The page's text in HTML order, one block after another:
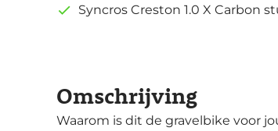
Syncros Creston 1.0 X Carbon
Omschrijving
Waarom is dit de gravelbike voor jou? Dit is de ultieme gravel- en avonturenfiets van